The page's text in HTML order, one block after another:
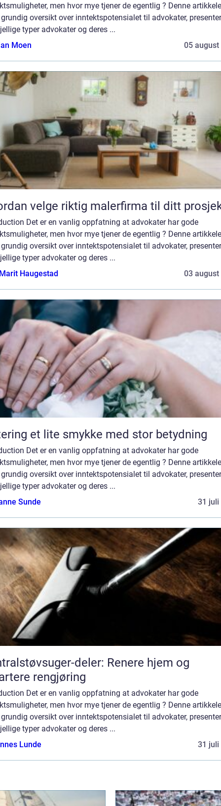
men hvor mye tjener de egentlig ? Denne
oversikt over inntektspotensialet til advokater,
typer advokater og deres ...
Moen
05 august
velge riktig malerfirma til ditt
Det er en vanlig oppfatning at advokater har gode
men hvor mye tjener de egentlig ? Denne
oversikt over inntektspotensialet til advokater,
typer advokater og deres ...
Haugestad
03 august
Giftering et lite smykke med stor betydning
Det er en vanlig oppfatning at advokater har gode
men hvor mye tjener de egentlig ? Denne
oversikt over inntektspotensialet til advokater,
typer advokater og deres ...
Sunde
31 juli
deler: Renere hjem og
rengjøring
Det er en vanlig oppfatning at advokater har gode
men hvor mye tjener de egentlig ? Denne
oversikt over inntektspotensialet til advokater,
typer advokater og deres ...
Lunde
31 juli